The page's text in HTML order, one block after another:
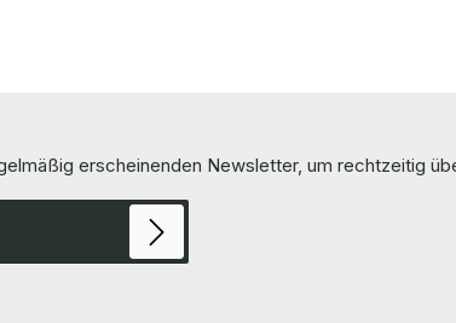
erscheinenden Newsletter, um rechtzeitig